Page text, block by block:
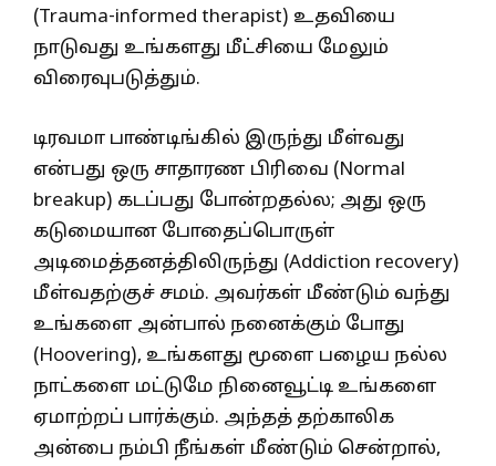
(Trauma-informed therapist) உதவியை
நாடுவது உங்களது மீட்சியை மேலும்
விரைவுபடுத்தும்.
டிரவமா பாண்டிங்கில் இருந்து மீள்வது
என்பது ஒரு சாதாரண பிரிவை (Normal
breakup) கடப்பது போன்றதல்ல; அது ஒரு
கடுமையான போதைப்பொருள்
அடிமைத்தனத்திலிருந்து (Addiction recovery)
மீள்வதற்குச் சமம். அவர்கள் மீண்டும் வந்து
உங்களை அன்பால் நனைக்கும் போது
(Hoovering), உங்களது மூளை பழைய நல்ல
நாட்களை மட்டுமே நினைவூட்டி உங்களை
ஏமாற்றப் பார்க்கும். அந்தத் தற்காலிக
அன்பை நம்பி நீங்கள் மீண்டும் சென்றால்,